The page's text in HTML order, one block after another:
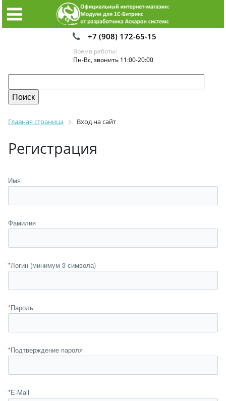
+7 (908) 172-65-15
Время работы:
Пн-Вс, звонить 11:00-20:00
Главная страница Вход на сайт
Регистрация
Имя
Фамилия
*Логин (минимум 3 символа)
*Пароль
*Подтверждение пароля
*E-Mail